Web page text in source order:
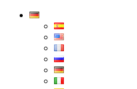
Condorchem